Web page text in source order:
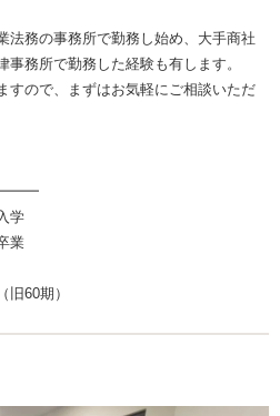
法務の事務所で勤務し始め、大手商社
務所で勤務した経験も有します。
すので、まずはお気軽にご相談いただ
学
業
60期）